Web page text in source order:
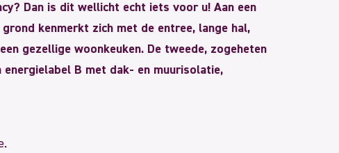
Dan is dit wellicht echt iets voor u! Aan een
kenmerkt zich met de entree, lange hal,
gezellige woonkeuken. De tweede, zogeheten
B met dak- en muurisolatie,